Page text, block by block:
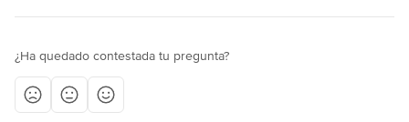
¿Ha quedado contestada tu pregunta?